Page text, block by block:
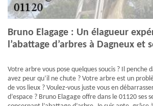
Bruno Elagage : Un élagueur
l’abattage d’arbres à Dagneux et
Votre arbre vous pose quelques soucis ? Il penche
avez peur qu’il ne chute ? Votre arbre est un
de vos lieux ? Voulez-vous juste vous en
d’espace ? Bruno Elagage offre dans le 01120 ses